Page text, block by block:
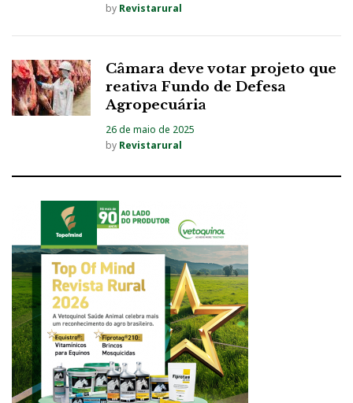
by Revistarural
Câmara deve votar projeto que
reativa Fundo de Defesa
Agropecuária
26 de maio de 2025
by Revistarural